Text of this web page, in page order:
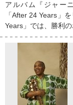
アルバム『ジャー
「After 24 Years」
Years」では、勝利の